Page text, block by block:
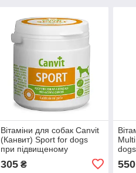
Вітаміни для собак Сanvit
(Канвит) Sport for dogs
при підвищеному
фізичному навантаженні,
100 г
305₴ 550